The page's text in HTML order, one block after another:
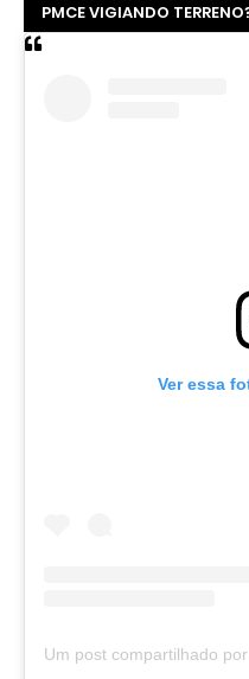
PMCE VIGIANDO
Ver essa